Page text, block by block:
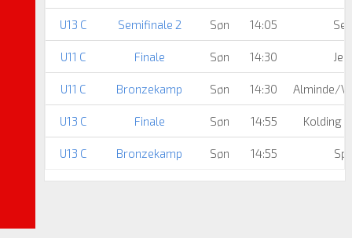
U13 C Semifinale 2 Søn 14:05
U11 C Finale Søn 14:30
U11 C Bronzekamp Søn 14:30 Alminde/
U13 C Finale Søn 14:55 Kolding
U13 C Bronzekamp Søn 14:55